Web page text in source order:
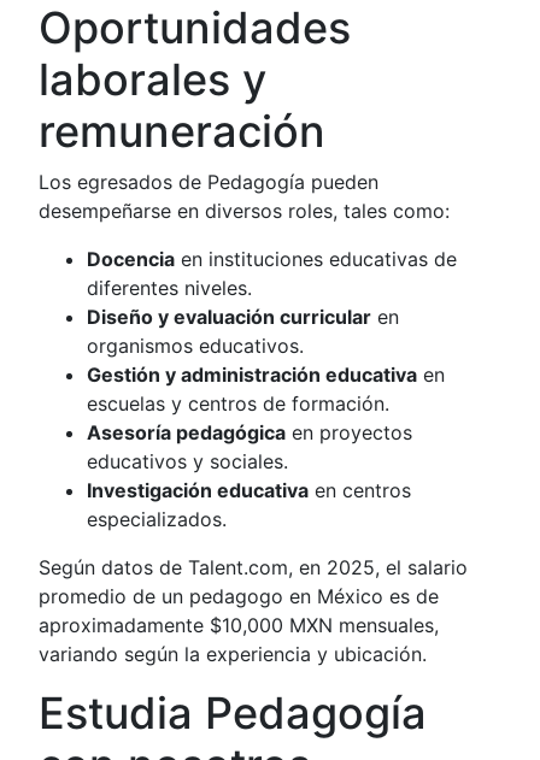
Oportunidades
laborales y
remuneración
Los egresados de Pedagogía pueden
desempeñarse en diversos roles, tales como:
Docencia en instituciones educativas de
diferentes niveles.
Diseño y evaluación curricular en
organismos educativos.
Gestión y administración educativa en
escuelas y centros de formación.
Asesoría pedagógica en proyectos
educativos y sociales.
Investigación educativa en centros
especializados.
Según datos de Talent.com, en 2025, el salario
promedio de un pedagogo en México es de
aproximadamente $10,000 MXN mensuales,
variando según la experiencia y ubicación.
Estudia Pedagogía